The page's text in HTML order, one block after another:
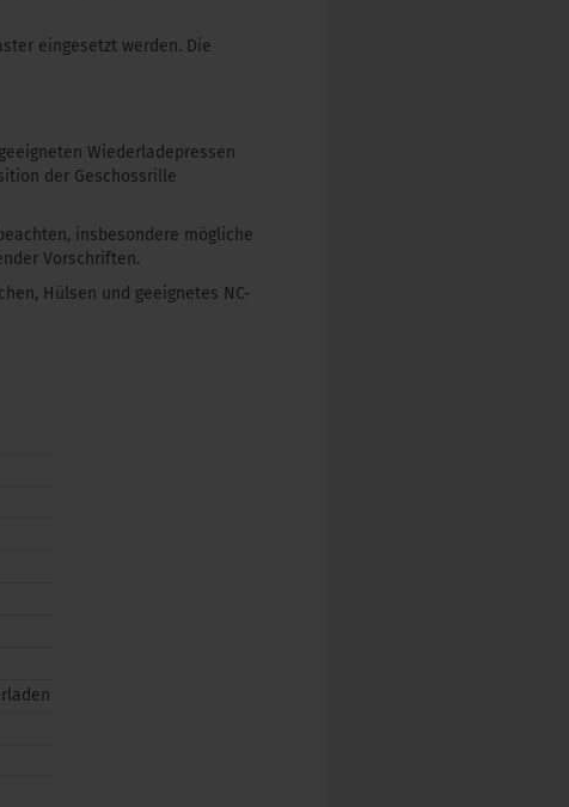
eingesetzt werden. Die
Wiederladepressen
der Geschossrille
insbesondere mögliche
Vorschriften.
Hülsen und geeignetes NC-